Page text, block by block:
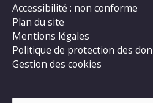
Accessibilité : non conforme
Plan du site
Mentions légales
Politique de protection des
Gestion des cookies